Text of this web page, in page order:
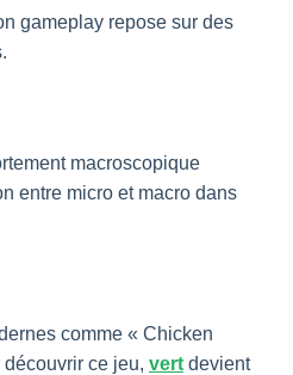
gameplay repose sur des
macroscopique
entre micro et macro dans
comme « Chicken
ce jeu, vert devient